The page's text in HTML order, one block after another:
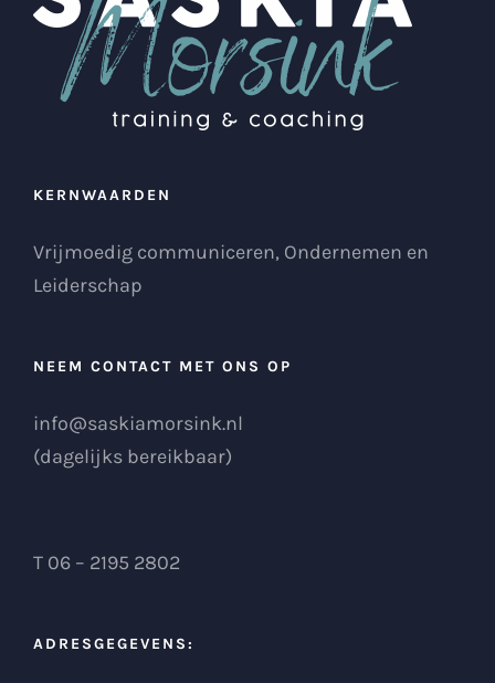
KERNWAARDEN
Vrijmoedig communiceren, Ondernemen en
Leiderschap
NEEM CONTACT MET ONS OP
info@saskiamorsink.nl
(dagelijks bereikbaar)
T 06 – 2195 2802
ADRESGEGEVENS: